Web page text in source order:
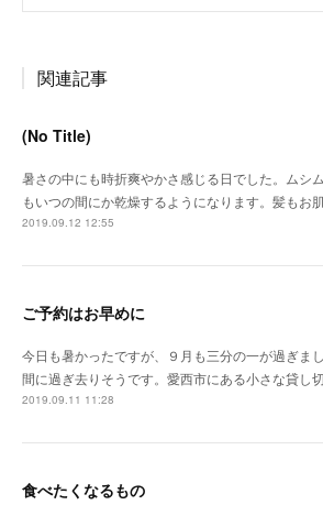
関連記事
(No Title)
暑さの中にも時折爽やかさ感じる日でした。ムシ
もいつの間にか乾燥するようになります。髪もお
2019.09.12 12:55
ご予約はお早めに
今日も暑かったですが、９月も三分の一が過ぎま
間に過ぎ去りそうです。愛西市にある小さな貸し
2019.09.11 11:28
食べたくなるもの